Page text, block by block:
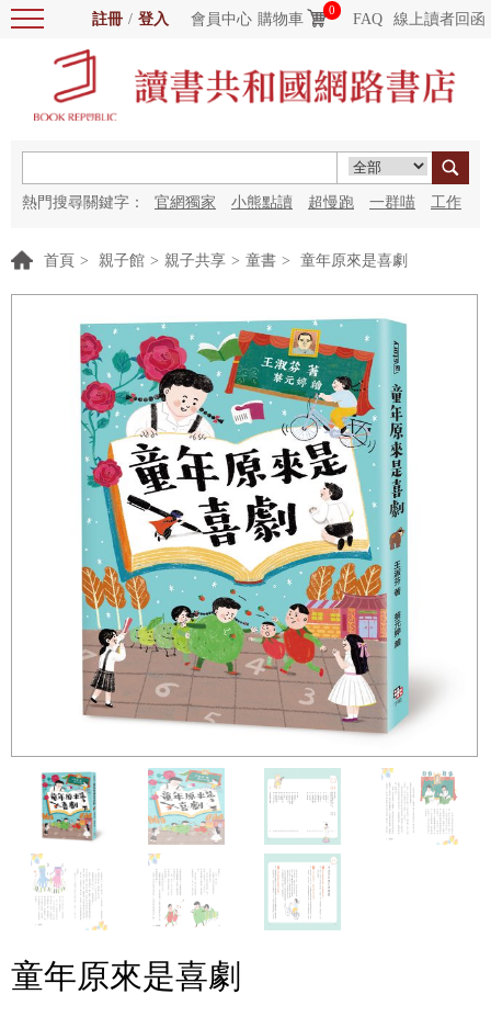
註冊 / 登入 會員中心 購物車
0
FAQ 線上讀者回函
熱門搜尋關鍵字： 官網獨家 小熊點讀 超慢跑 一群喵 工作
首頁 > 親子館 > 親子共享 > 童書 > 童年原來是喜劇
童年原來是喜劇